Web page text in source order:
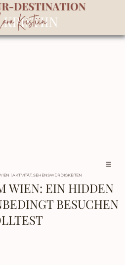
☰
AKTIVITÄT,SEHENSWÜRDIGKEITEN
WIEN: EIN HIDDEN
BESUCHEN